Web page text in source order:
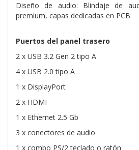
Diseño de audio: Blindaje de
premium, capas dedicadas en PCB
Puertos del panel trasero
2 x USB 3.2 Gen 2 tipo A
4 x USB 2.0 tipo A
1 x DisplayPort
2 x HDMI
1 x Ethernet 2.5 Gb
3 x conectores de audio
1 x combo PS/2 teclado o ratón